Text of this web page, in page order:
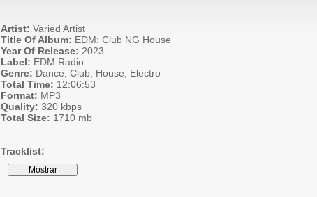
Artist: Varied Artist
Title Of Album: EDM: Club NG House
Year Of Release: 2023
Label: EDM Radio
Genre: Dance, Club, House, Electro
Total Time: 12:06:53
Format: MP3
Quality: 320 kbps
Total Size: 1710 mb
Tracklist: